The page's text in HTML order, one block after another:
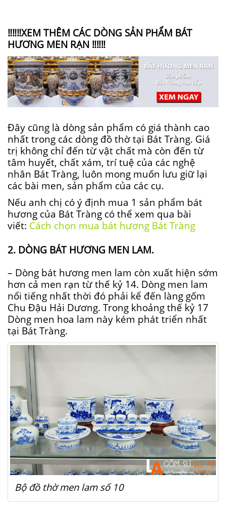
‼‼‼XEM THÊM CÁC DÒNG SẢN PHẨM BÁT
HƯƠNG MEN RẠN ‼‼‼
Đây cũng là dòng sản phẩm có giá thành cao
nhất trong các dòng đồ thờ tại Bát Tràng. Giá
trị không chỉ đến từ vật chất mà còn đến từ
tâm huyết, chất xám, trí tuệ của các nghệ
nhân Bát Tràng, luôn mong muốn lưu giữ lại
các bài men, sản phẩm của các cụ.
Nếu anh chị có ý định mua 1 sản phẩm bát
hương của Bát Tràng có thể xem qua bài
viết: Cách chọn mua bát hương Bát Tràng
2. DÒNG BÁT HƯƠNG MEN LAM.
– Dòng bát hương men lam còn xuất hiện sớm
hơn cả men rạn từ thế kỷ 14. Dòng men lam
nổi tiếng nhất thời đó phải kể đến làng gốm
Chu Đậu Hải Dương. Trong khoảng thế kỷ 17
Dòng men hoa lam này kém phát triển nhất
tại Bát Tràng.
Bộ đồ thờ men lam số 10